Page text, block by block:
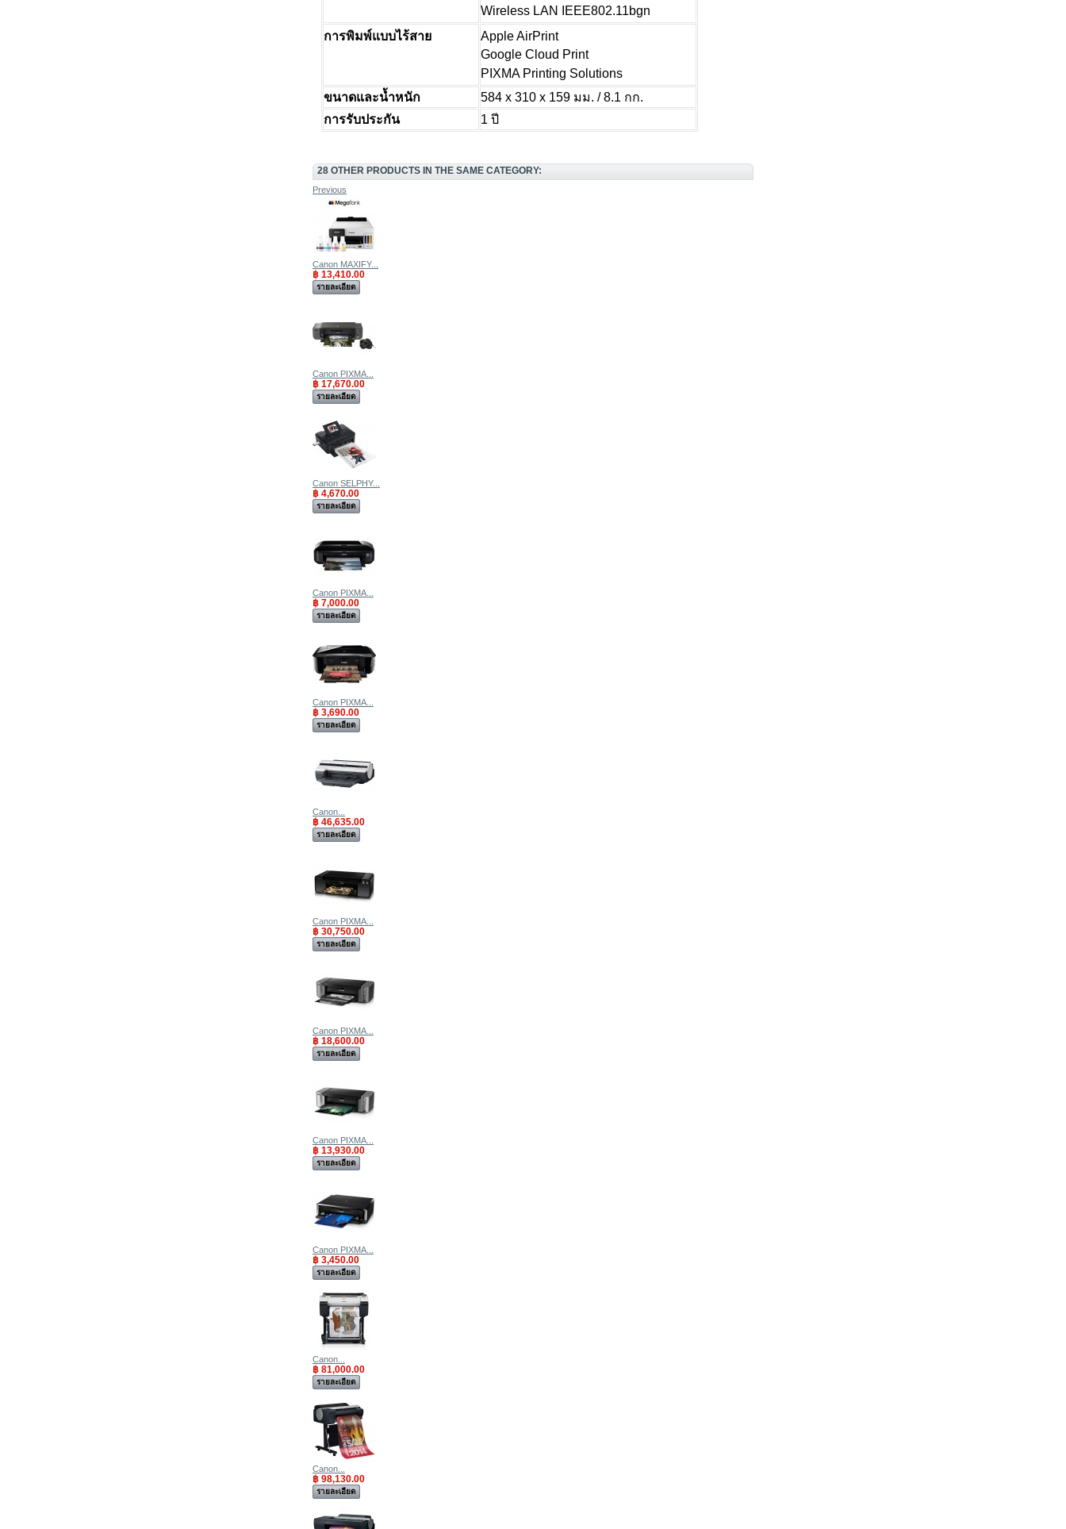
Wireless LAN IEEE802.11bgn
การพิมพ์แบบไร้สาย
Apple AirPrint
Google Cloud Print
PIXMA Printing Solutions
ขนาดและน้ำหนัก
584 x 310 x 159 มม. / 8.1 กก.
การรับประกัน
1 ปี
28 OTHER PRODUCTS IN THE SAME CATEGORY:
Previous
Canon MAXIFY...
฿ 13,410.00
รายละเอียด
Canon PIXMA...
฿ 17,670.00
รายละเอียด
Canon SELPHY...
฿ 4,670.00
รายละเอียด
Canon PIXMA...
฿ 7,000.00
รายละเอียด
Canon PIXMA...
฿ 3,690.00
รายละเอียด
Canon...
฿ 46,635.00
รายละเอียด
Canon PIXMA...
฿ 30,750.00
รายละเอียด
Canon PIXMA...
฿ 18,600.00
รายละเอียด
Canon PIXMA...
฿ 13,930.00
รายละเอียด
Canon PIXMA...
฿ 3,450.00
รายละเอียด
Canon...
฿ 81,000.00
รายละเอียด
Canon...
฿ 98,130.00
รายละเอียด